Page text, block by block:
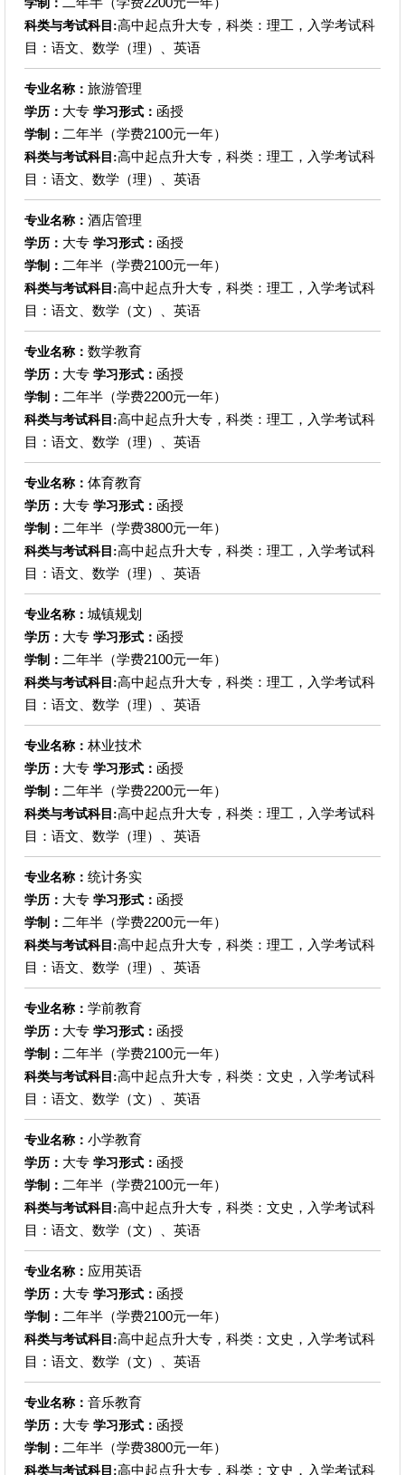
学制：
科类与考试科目:高中起点升大专，科类：理工，入学考试科
目：语文、数学（理）、英语
专业名称： 旅游管理
学历： 大专 学习形式： 函授
学制： 二年半（学费2100元一年）
科类与考试科目:高中起点升大专，科类：理工，入学考试科
目：语文、数学（理）、英语
专业名称： 酒店管理
学历： 大专 学习形式： 函授
学制： 二年半（学费2100元一年）
科类与考试科目:高中起点升大专，科类：理工，入学考试科
目：语文、数学（文）、英语
专业名称： 数学教育
学历： 大专 学习形式： 函授
学制： 二年半（学费2200元一年）
科类与考试科目:高中起点升大专，科类：理工，入学考试科
目：语文、数学（理）、英语
专业名称： 体育教育
学历： 大专 学习形式： 函授
学制： 二年半（学费3800元一年）
科类与考试科目:高中起点升大专，科类：理工，入学考试科
目：语文、数学（理）、英语
专业名称： 城镇规划
学历： 大专 学习形式： 函授
学制： 二年半（学费2100元一年）
科类与考试科目:高中起点升大专，科类：理工，入学考试科
目：语文、数学（理）、英语
专业名称： 林业技术
学历： 大专 学习形式： 函授
学制： 二年半（学费2200元一年）
科类与考试科目:高中起点升大专，科类：理工，入学考试科
目：语文、数学（理）、英语
专业名称： 统计务实
学历： 大专 学习形式： 函授
学制： 二年半（学费2200元一年）
科类与考试科目:高中起点升大专，科类：理工，入学考试科
目：语文、数学（理）、英语
专业名称： 学前教育
学历： 大专 学习形式： 函授
学制： 二年半（学费2100元一年）
科类与考试科目:高中起点升大专，科类：文史，入学考试科
目：语文、数学（文）、英语
专业名称： 小学教育
学历： 大专 学习形式： 函授
学制： 二年半（学费2100元一年）
科类与考试科目:高中起点升大专，科类：文史，入学考试科
目：语文、数学（文）、英语
专业名称： 应用英语
学历： 大专 学习形式： 函授
学制： 二年半（学费2100元一年）
科类与考试科目:高中起点升大专，科类：文史，入学考试科
目：语文、数学（文）、英语
专业名称： 音乐教育
学历： 大专 学习形式： 函授
学制： 二年半（学费3800元一年）
科类与考试科目:高中起点升大专，科类：文史，入学考试科